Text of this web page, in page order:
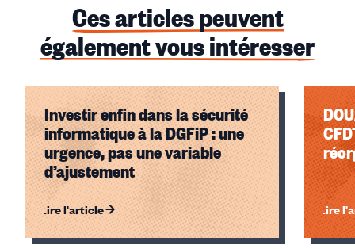
Ces articles peuvent
également vous intéresser
Investir enfin dans la sécurité
informatique à la DGFiP : une
urgence, pas une variable
d’ajustement
Lire l'article
DOUANE :
Lire